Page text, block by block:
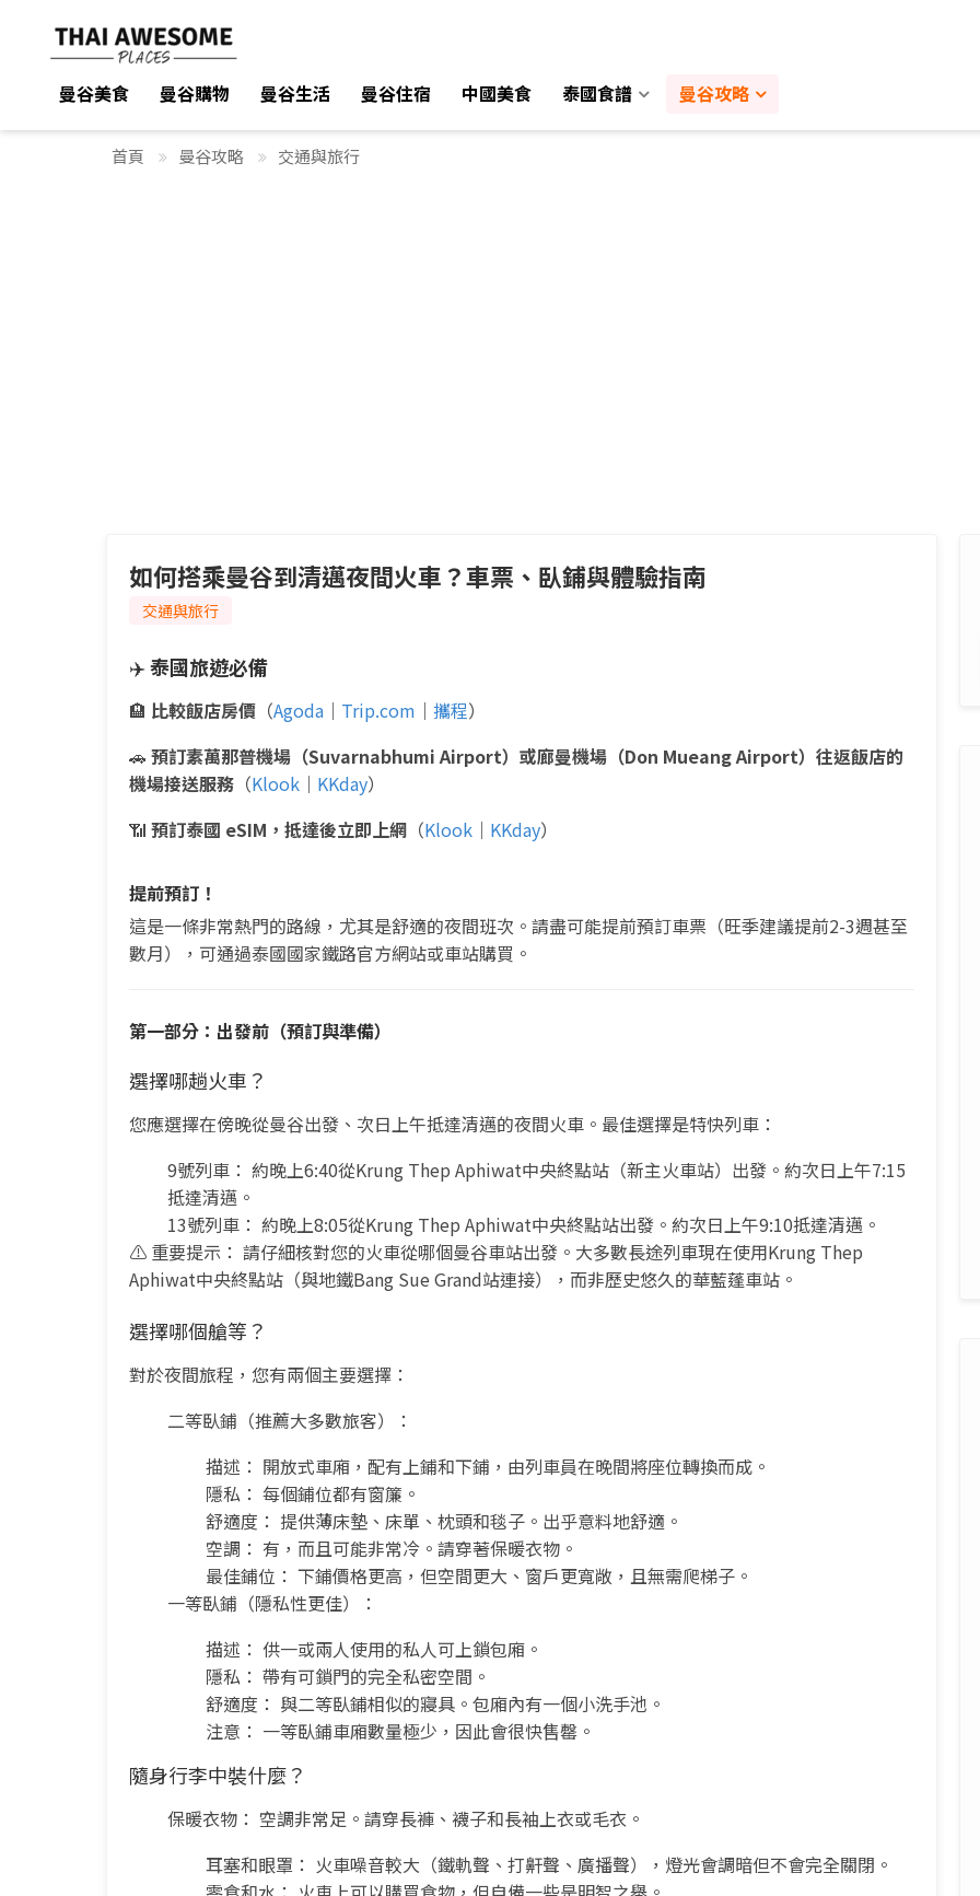
曼谷美食 曼谷購物 曼谷生活 曼谷住宿 中國美食 泰國食譜 曼谷攻略
曼谷美食
曼谷購物 曼谷生活 曼谷住宿 中國美食 泰國食譜 曼谷攻略
首頁 曼谷攻略 交通與旅行
如何搭乘曼谷到清邁夜間火車？車票、臥鋪與體驗指南
交通與旅行
✈️泰國旅遊必備
🏨 比較飯店房價 （Agoda ｜ Trip.com ｜ 攜程）
🚗 預訂素萬那普機場（Suvarnabhumi Airport）或廊曼機場（Don Mueang Airport）往返飯店的
機場接送服務 （Klook ｜ KKday）
📶 預訂泰國 eSIM，抵達後立即上網 （Klook ｜ KKday）
提前預訂！
這是一條非常熱門的路線，尤其是舒適的夜間班次。請盡可能提前預訂車票（旺季建議提前2-3週甚至
數月），可通過泰國國家鐵路官方網站或車站購買。
第一部分：出發前（預訂與準備）
選擇哪趟火車？
您應選擇在傍晚從曼谷出發、次日上午抵達清邁的夜間火車。最佳選擇是特快列車：
9號列車： 約晚上6:40從Krung Thep Aphiwat中央終點站（新主火車站）出發。約次日上午7:15
抵達清邁。
13號列車： 約晚上8:05從Krung Thep Aphiwat中央終點站出發。約次日上午9:10抵達清邁。
⚠️ 重要提示： 請仔細核對您的火車從哪個曼谷車站出發。大多數長途列車現在使用Krung Thep
Aphiwat中央終點站（與地鐵Bang Sue Grand站連接），而非歷史悠久的華藍蓬車站。
選擇哪個艙等？
對於夜間旅程，您有兩個主要選擇：
二等臥鋪（推薦大多數旅客）：
描述： 開放式車廂，配有上鋪和下鋪，由列車員在晚間將座位轉換而成。
隱私： 每個鋪位都有窗簾。
舒適度： 提供薄床墊、床單、枕頭和毯子。出乎意料地舒適。
空調： 有，而且可能非常冷。請穿著保暖衣物。
最佳鋪位： 下鋪價格更高，但空間更大、窗戶更寬敞，且無需爬梯子。
一等臥鋪（隱私性更佳）：
描述： 供一或兩人使用的私人可上鎖包廂。
隱私： 帶有可鎖門的完全私密空間。
舒適度： 與二等臥鋪相似的寢具。包廂內有一個小洗手池。
注意： 一等臥鋪車廂數量極少，因此會很快售罄。
隨身行李中裝什麼？
保暖衣物： 空調非常足。請穿長褲、襪子和長袖上衣或毛衣。
耳塞和眼罩： 火車噪音較大（鐵軌聲、打鼾聲、廣播聲），燈光會調暗但不會完全關閉。